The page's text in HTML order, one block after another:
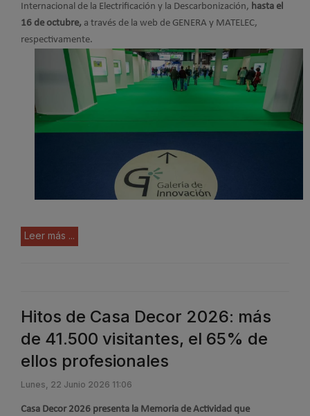
Internacional de la Electrificación y la Descarbonización, hasta el
16 de octubre, a través de la web de GENERA y MATELEC,
respectivamente.
Leer más ...
Hitos de Casa Decor 2026: más
de 41.500 visitantes, el 65% de
ellos profesionales
Lunes, 22 Junio 2026 11:06
Casa Decor 2026 presenta la Memoria de Actividad que